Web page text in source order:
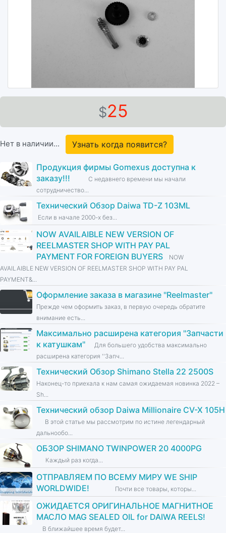
$25
Нет в наличии... Узнать когда появится?
Продукция фирмы Gomexus доступна к
заказу!!!
С недавнего времени мы начали
сотрудничество...
Технический Обзор Daiwa TD-Z 103ML
Если в начале 2000-х без...
NOW AVAILAIBLE NEW VERSION OF
REELMASTER SHOP WITH PAY PAL
PAYMENT FOR FOREIGN BUYERS
NOW
AVAILAIBLE NEW VERSION OF REELMASTER SHOP WITH PAY PAL
PAYMENT&...
Оформление заказа в магазине ''Reelmaster''
Прежде чем оформить заказ, в первую очередь обратите
внимание есть...
Максимально расширена категория ''Запчасти
к катушкам''
Для большего удобства максимально
расширена категория ''Запч...
Технический Обзор Shimano Stella 22 2500S
Наконец-то приехала к нам самая ожидаемая новинка 2022 –
Sh...
Технический обзор Daiwa Millionaire CV-X 105H
В этой статье мы рассмотрим по истине легендарный
дальнообо...
ОБЗОР SHIMANO TWINPOWER 20 4000PG
Каждый раз когда...
ОТПРАВЛЯЕМ ПО ВСЕМУ МИРУ WE SHIP
WORLDWIDE!
Почти все товары, которы...
ОЖИДАЕТСЯ ОРИГИНАЛЬНОЕ МАГНИТНОЕ
МАСЛО MAG SEALED OIL for DAIWA REELS!
В ближайшее время будет...